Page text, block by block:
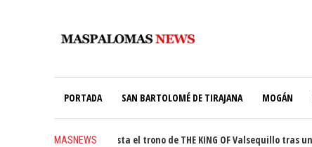
PORTADA SAN BARTOLOMÉ DE TIRAJANA MOGÁN
MASNEWS
Ale Martín conquista el trono de THE KING OF Valsequillo tras una